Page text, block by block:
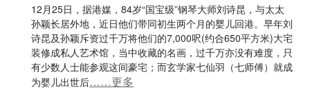
12月25日，据港媒，84岁“国宝级”钢琴大师刘诗昆，与太太
孙颖长居外地，近日他们带同初生两个月的婴儿回港。早年刘
诗昆及孙颖斥资过千万将他们的7,000呎(约合650平方米)大宅
装修成私人艺术馆，当中收藏的名画，过千万亦没有难度，只
有少数人士能参观这间豪宅；而玄学家七仙羽（七师傅）就成
为婴儿出世后……更多